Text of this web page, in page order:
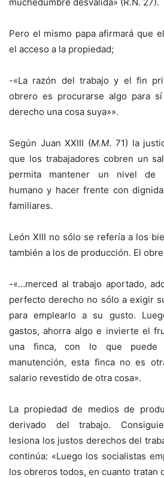
Pero el mismo papa afirmará que
el acceso a la propiedad;
-«La razón del trabajo y el fin
obrero es procurarse algo para
derecho una cosa suya»».
Según Juan XXIII (M.M. 71) la
que los trabajadores cobren un
permita mantener un nivel de
humano y hacer frente con
familiares.
León XIII no sólo se refería a los
también a los de producción. El
-«…merced al trabajo aportado,
perfecto derecho no sólo a exigir
para emplearlo a su gusto.
gastos, ahorra algo e invierte el
una finca, con lo que puede
manutención, esta finca no es
salario revestido de otra cosa».
La propiedad de medios de
derivado del trabajo.
lesiona los justos derechos del
continúa: «Luego los socialistas
los obreros todos, en cuanto tratan